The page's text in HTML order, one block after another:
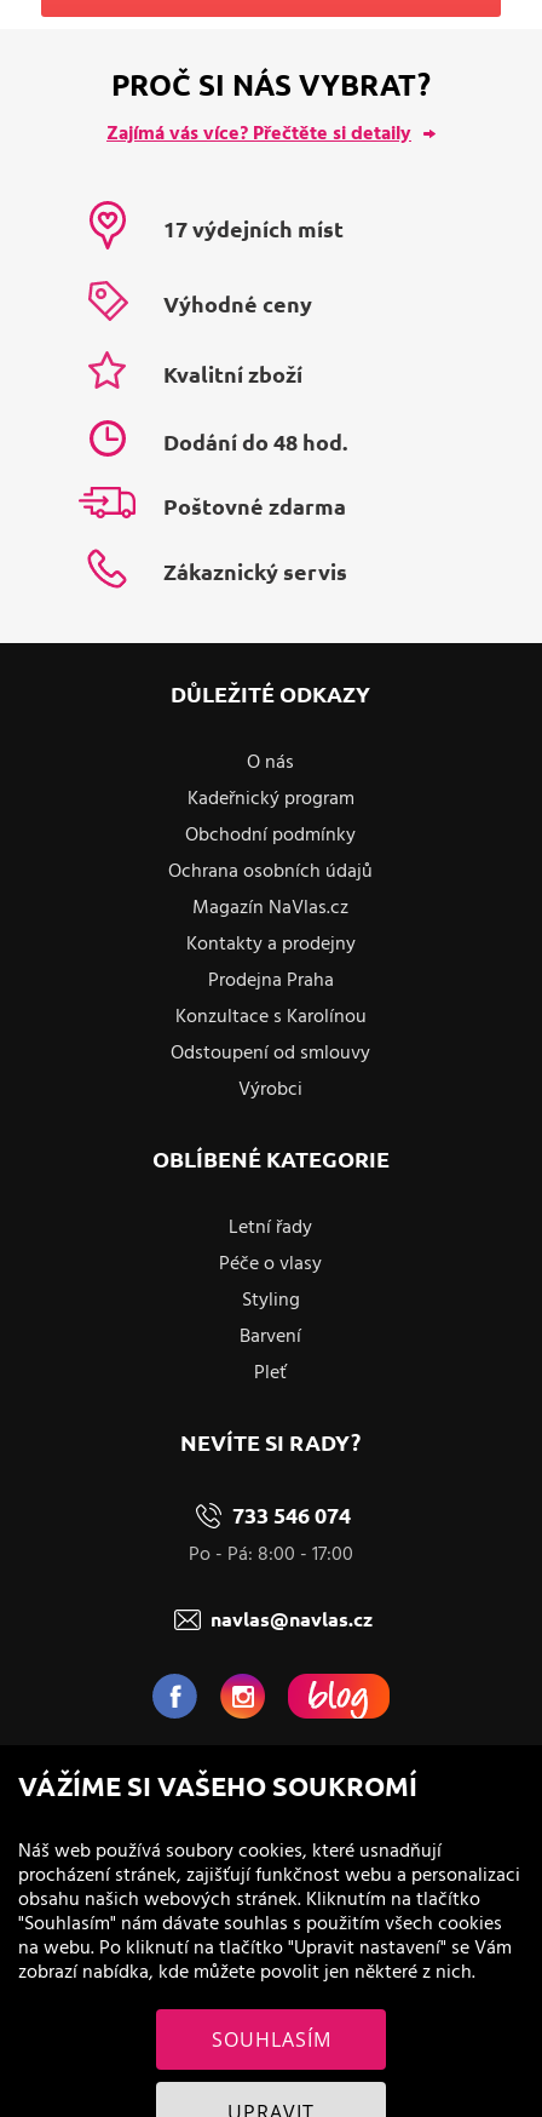
PROČ SI NÁS VYBRAT?
Zajímá vás více? Přečtěte si detaily
17 výdejních míst
Výhodné ceny
Kvalitní zboží
Dodání do 48 hod.
Poštovné zdarma
Zákaznický servis
DŮLEŽITÉ ODKAZY
O nás
Kadeřnický program
Obchodní podmínky
Ochrana osobních údajů
Magazín NaVlas.cz
Kontakty a prodejny
Prodejna Praha
Konzultace s Karolínou
Odstoupení od smlouvy
Výrobci
OBLÍBENÉ KATEGORIE
Letní řady
Péče o vlasy
Styling
Barvení
Pleť
NEVÍTE SI RADY?
733 546 074
Po - Pá: 8:00 - 17:00
navlas@navlas.cz
NaVlas.cz - Vlasová kosmetika
provozovatel e-shopu a prodejen
© 2011 - 2026 NaVlas.cz
VÁŽÍME SI VAŠEHO SOUKROMÍ
Náš web používá soubory cookies, které usnadňují
procházení stránek, zajišťují funkčnost webu a personalizaci
obsahu našich webových stránek. Kliknutím na tlačítko
"Souhlasím" nám dávate souhlas s použitím všech cookies
na webu. Po kliknutí na tlačítko "Upravit nastavení" se Vám
zobrazí nabídka, kde můžete povolit jen některé z nich.
SOUHLASÍM